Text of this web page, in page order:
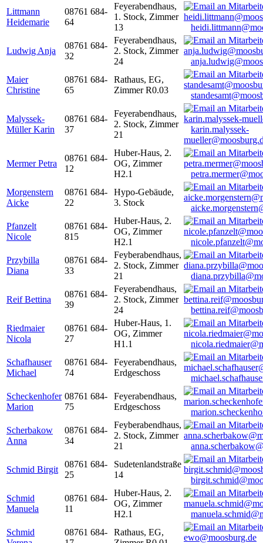
Littmann
Heidemarie
08761 684-
64
Feyerabendhaus,
1. Stock, Zimmer
13
Ludwig Anja
08761 684-
32
Feyerabendhaus,
2. Stock, Zimmer
24
Maier
Christine
08761 684-
65
Rathaus, EG,
Zimmer R0.03
Malyssek-
Müller Karin
08761 684-
37
Feyerabendhaus,
2. Stock, Zimmer
21
karin.malyssek-
Mermer Petra
08761 684-
12
Huber-Haus, 2.
OG, Zimmer
H2.1
Morgenstern
Aicke
08761 684-
22
Hypo-Gebäude,
3. Stock
Pfanzelt
Nicole
08761 684-
815
Huber-Haus, 2.
OG, Zimmer
H2.1
Przybilla
Diana
08761 684-
33
Feyberabendhaus,
2. Stock, Zimmer
21
Reif Bettina
08761 684-
39
Feyerabendhaus,
2. Stock, Zimmer
24
Riedmaier
Nicola
08761 684-
27
Huber-Haus, 1.
OG, Zimmer
H1.1
Schafhauser
Michael
08761 684-
74
Feyerabendhaus,
Erdgeschoss
Scheckenhofer
Marion
08761 684-
75
Feyerabendhaus,
Erdgeschoss
Scherbakow
Anna
08761 684-
34
Feyberabendhaus,
2. Stock, Zimmer
21
Schmid Birgit
08761 684-
25
Sudetenlandstraße
14
Schmid
Manuela
08761 684-
11
Huber-Haus, 2.
OG, Zimmer
H2.1
Schmid
08761 684-
Rathaus, EG,